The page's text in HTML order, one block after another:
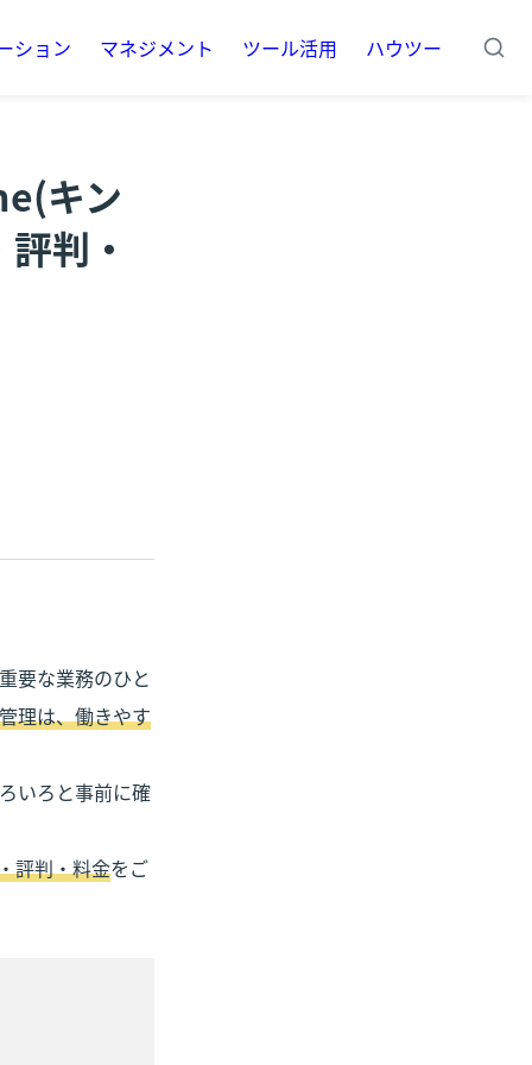
ション マネジメント ツール活用 ハウツー
キン
判・
要な業務のひと
理は、働きやす
いろと事前に確
評判・料金をご